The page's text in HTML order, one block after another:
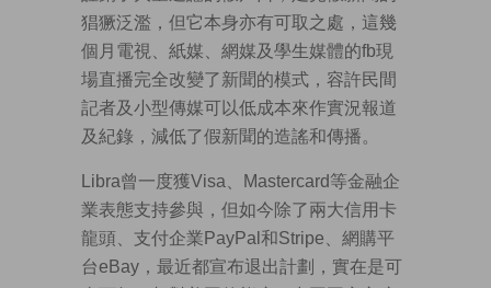
猖獗泛濫，但它本身亦有可取之處，這幾
個月電視、紙媒、網媒及學生媒體的fb現
場直播完全改變了新聞的模式，容許民間
記者及小型傳媒可以低成本來作實況報道
及紀錄，減低了假新聞的造謠和傳播。
Libra曾一度獲Visa、Mastercard等金融企
業表態支持參與，但如今除了兩大信用卡
龍頭、支付企業PayPal和Stripe、網購平
台eBay，最近都宣布退出計劃，實在是可